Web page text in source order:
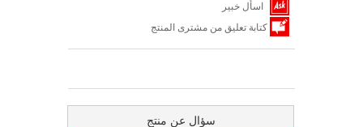
اسأل خبير
كتابة تعليق من مشترى المنتج
سؤال عن منتج